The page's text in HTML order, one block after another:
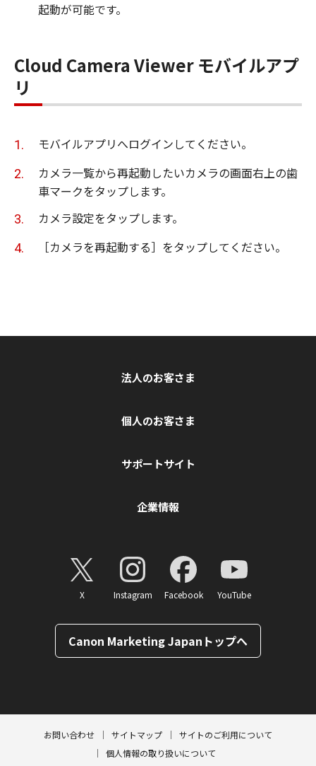
起動が可能です。
Cloud Camera Viewer モバイルアプ
リ
モバイルアプリへログインしてください。
カメラ一覧から再起動したいカメラの画面右上の歯
車マークをタップします。
カメラ設定をタップします。
［カメラを再起動する］をタップしてください。
法人のお客さま
個人のお客さま
サポートサイト
企業情報
X Instagram Facebook YouTube
Canon Marketing Japanトップへ
お問い合わせ サイトマップ
サイトのご利用について
個人情報の取り扱いについて